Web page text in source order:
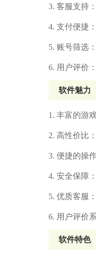
3. 客服支持
4. 支付便捷
5. 账号筛选
6. 用户评价
软件魅力
1. 丰富的游
2. 高性价比
3. 便捷的操
4. 安全保障
5. 优质客服
6. 用户评价
软件特色